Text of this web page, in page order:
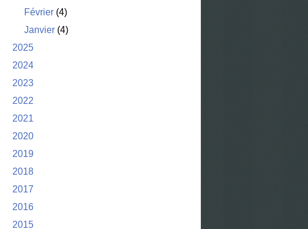
Février (4)
Janvier (4)
2025
2024
2023
2022
2021
2020
2019
2018
2017
2016
2015